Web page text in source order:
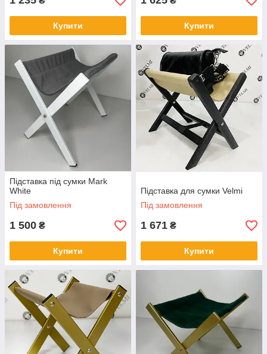
Купити Купити
Підставка під сумки Mark
White
Під замовлення
1 500 ₴
Купити
Підставка для сумки Velmi
Під замовлення
1 671 ₴
Купити